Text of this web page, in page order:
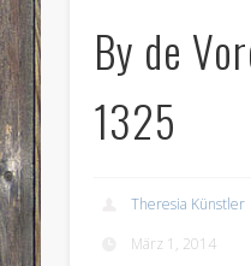
By de
1325
Theresia Künstler
März 1, 2014